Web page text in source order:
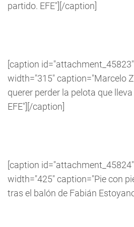
partido. EFE"] [/caption]
[caption
width="315" caption="Marcelo
querer perder la pelota que
EFE"] [/caption]
[caption
width="425" caption="Pie con
tras el balón de Fabián